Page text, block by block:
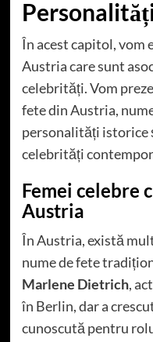
În acest capitol, vom
Austria care sunt
celebrități. Vom
fete din Austria,
personalități istorice
celebrități
Femei celebre
Austria
În Austria, există
nume de fete
Marlene Dietrich,
în Berlin, dar a
cunoscută pentru